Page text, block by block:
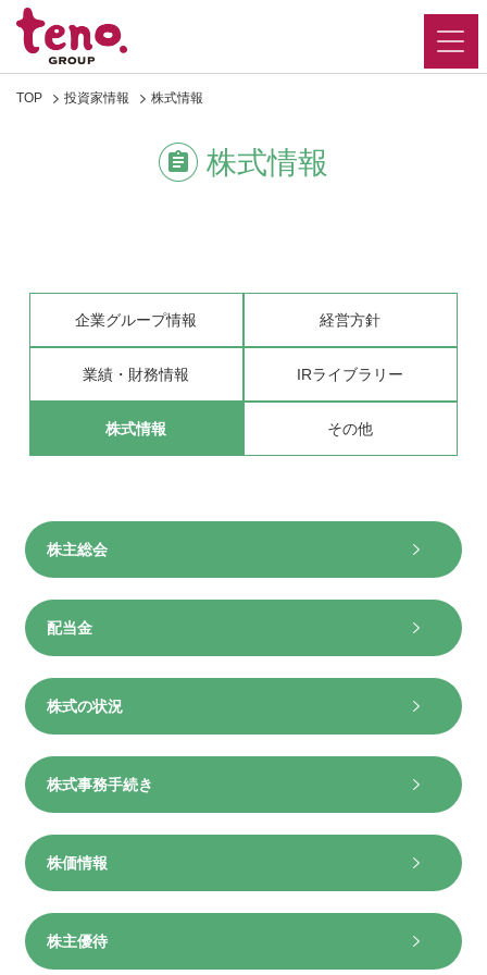
TOP 投資家情報 株式情報
株式情報
企業グループ情報 経営方針
業績・財務情報 IRライブラリー
株式情報 その他
株主総会
配当金
株式の状況
株式事務手続き
株価情報
株主優待